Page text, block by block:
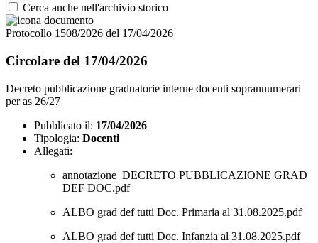
Cerca anche nell'archivio storico
Protocollo 1508/2026 del 17/04/2026
Circolare del 17/04/2026
Decreto pubblicazione graduatorie interne docenti soprannumerari
per as 26/27
Pubblicato il: 17/04/2026
Tipologia: Docenti
Allegati:
annotazione_DECRETO PUBBLICAZIONE GRAD
DEF DOC.pdf
ALBO grad def tutti Doc. Primaria al 31.08.2025.pdf
ALBO grad def tutti Doc. Infanzia al 31.08.2025.pdf